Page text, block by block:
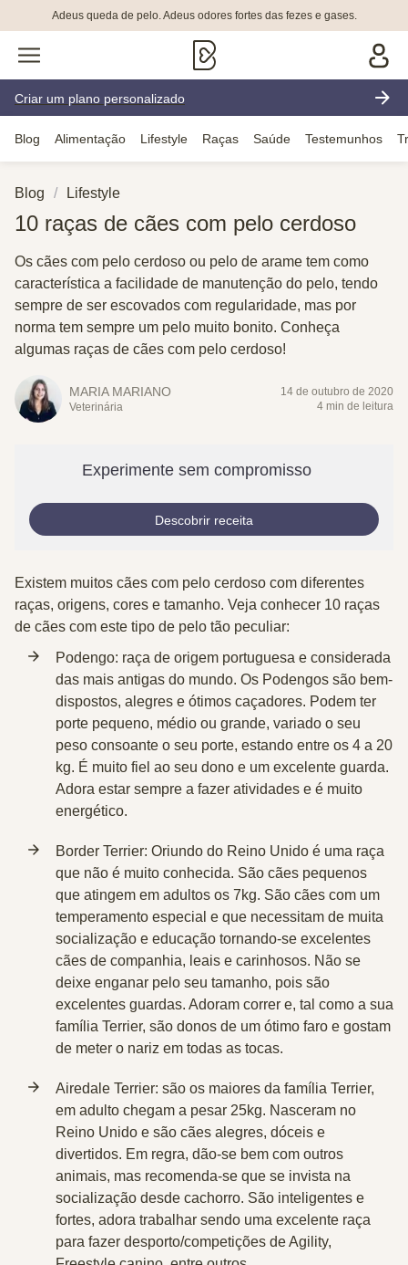
Adeus queda de pelo. Adeus odores fortes das fezes e gases.
Criar um plano personalizado
Blog Alimentação Lifestyle Raças Saúde Testemunhos
Blog Lifestyle
10 raças de cães com pelo cerdoso
Os cães com pelo cerdoso ou pelo de arame tem como
característica a facilidade de manutenção do pelo, tendo
sempre de ser escovados com regularidade, mas por
norma tem sempre um pelo muito bonito. Conheça
algumas raças de cães com pelo cerdoso!
MARIA MARIANO
Veterinária
14 de outubro de 2020
4 min de leitura
Experimente sem compromisso
Descobrir receita
Existem muitos cães com pelo cerdoso com diferentes
raças, origens, cores e tamanho. Veja conhecer 10 raças
de cães com este tipo de pelo tão peculiar:
Podengo: raça de origem portuguesa e considerada
das mais antigas do mundo. Os Podengos são bem-
dispostos, alegres e ótimos caçadores. Podem ter
porte pequeno, médio ou grande, variado o seu
peso consoante o seu porte, estando entre os 4 a 20
kg. É muito fiel ao seu dono e um excelente guarda.
Adora estar sempre a fazer atividades e é muito
energético.
Border Terrier: Oriundo do Reino Unido é uma raça
que não é muito conhecida. São cães pequenos
que atingem em adultos os 7kg. São cães com um
temperamento especial e que necessitam de muita
socialização e educação tornando-se excelentes
cães de companhia, leais e carinhosos. Não se
deixe enganar pelo seu tamanho, pois são
excelentes guardas. Adoram correr e, tal como a sua
família Terrier, são donos de um ótimo faro e gostam
de meter o nariz em todas as tocas.
Airedale Terrier: são os maiores da família Terrier,
em adulto chegam a pesar 25kg. Nasceram no
Reino Unido e são cães alegres, dóceis e
divertidos. Em regra, dão-se bem com outros
animais, mas recomenda-se que se invista na
socialização desde cachorro. São inteligentes e
fortes, adora trabalhar sendo uma excelente raça
para fazer desporto/competições de Agility,